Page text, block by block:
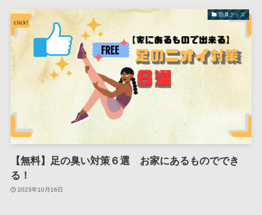
防臭グッズ
【無料】足の臭い対策６選 お家にあるものででき
る！
2023年10月16日